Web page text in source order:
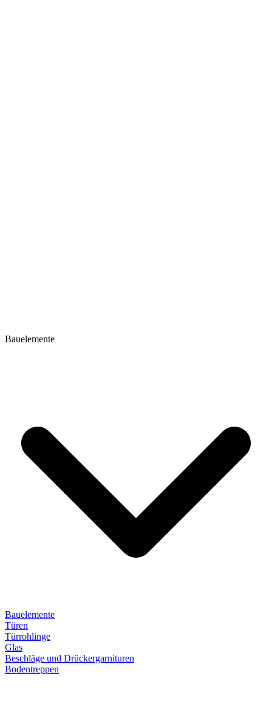
Bauelemente
Bauelemente
Türen
Türrohlinge
Glas
Beschläge und Drückergarnituren
Bodentreppen